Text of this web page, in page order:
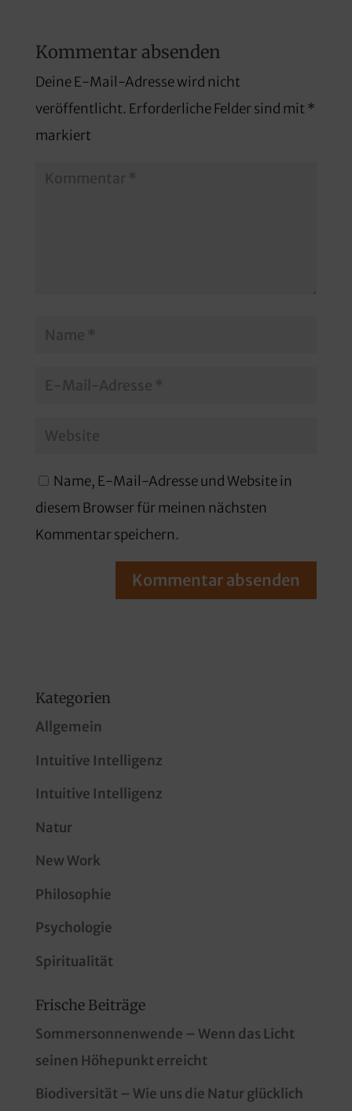
Kommentar absenden
Deine E-Mail-Adresse wird nicht
veröffentlicht. Erforderliche Felder sind mit *
markiert
Name, E-Mail-Adresse und Website in
diesem Browser für meinen nächsten
Kommentar speichern.
Kategorien
Allgemein
Intuitive Intelligenz
Intuitive Intelligenz
Natur
New Work
Philosophie
Psychologie
Spiritualität
Frische Beiträge
Sommersonnenwende – Wenn das Licht
seinen Höhepunkt erreicht
Biodiversität – Wie uns die Natur glücklich